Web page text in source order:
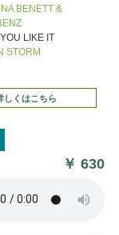
BENETT &
LIKE IT
STORM
しくはこちら
￥630